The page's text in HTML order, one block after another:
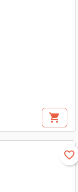
shopping_cart
favorite_border